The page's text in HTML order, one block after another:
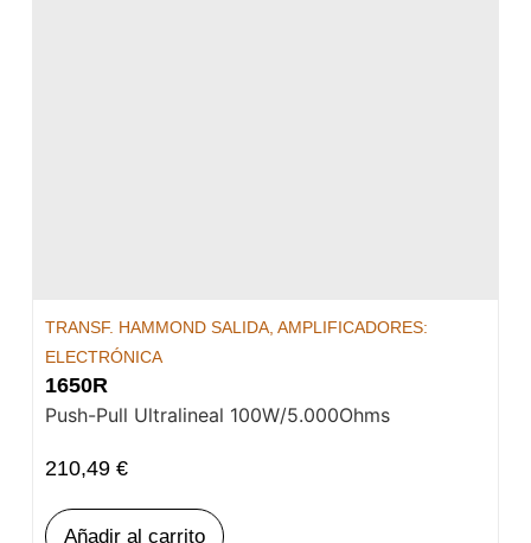
TRANSF. HAMMOND SALIDA, AMPLIFICADORES:
ELECTRÓNICA
1650R
Push-Pull Ultralineal 100W/5.000Ohms
210,49 €
Añadir al carrito